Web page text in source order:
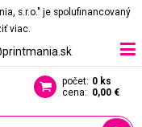
s.r.o." je spolufinancovaný
viac.
počet: 0 ks
cena: 0,00 €